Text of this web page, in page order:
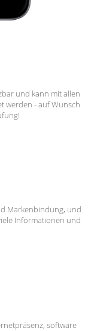
und kann mit allen
werden - auf Wunsch
Markenbindung, und
Informationen und
software